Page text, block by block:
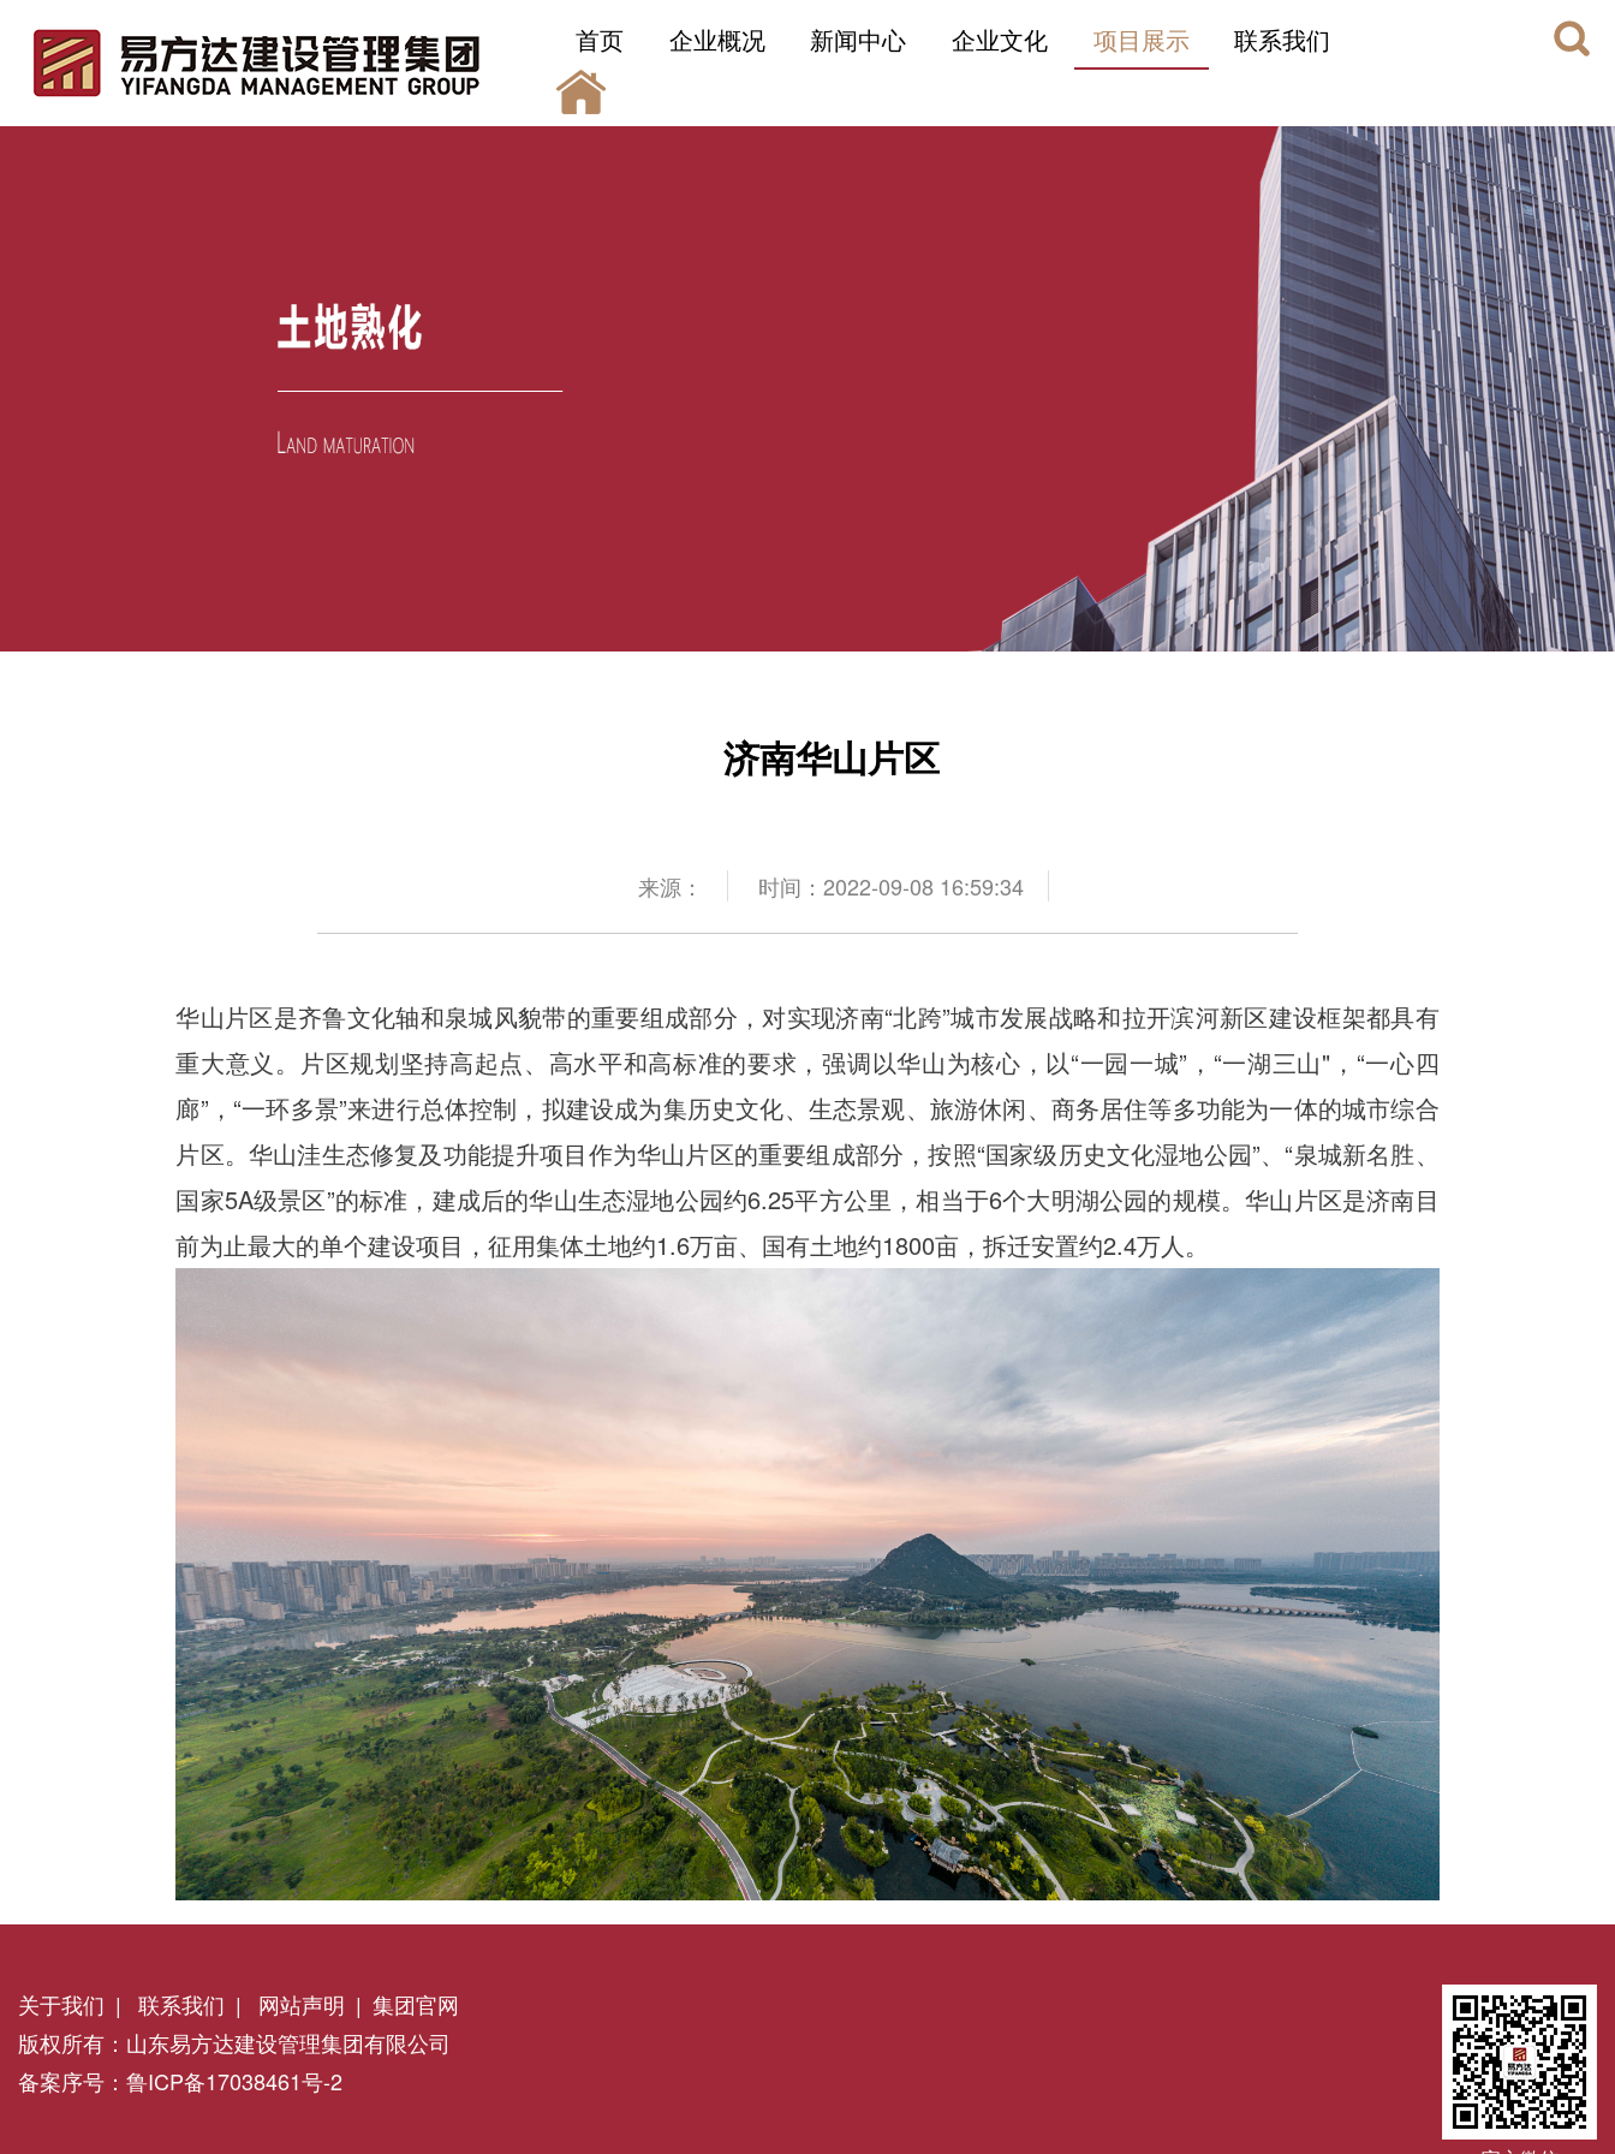
首页 企业概况 新闻中心 企业文化 项目展示 联系我们
济南华山片区
来源： 时间：2022-09-08 16:59:34
华山片区是齐鲁文化轴和泉城风貌带的重要组成部分，对实现济南“北跨”城市发展战略和拉开滨河新区建设框架都具有
重大意义。片区规划坚持高起点、高水平和高标准的要求，强调以华山为核心，以“一园一城”，“一湖三山"，“一心四
廊”，“一环多景”来进行总体控制，拟建设成为集历史文化、生态景观、旅游休闲、商务居住等多功能为一体的城市综合
片区。华山洼生态修复及功能提升项目作为华山片区的重要组成部分，按照“国家级历史文化湿地公园”、“泉城新名胜、
国家5A级景区”的标准，建成后的华山生态湿地公园约6.25平方公里，相当于6个大明湖公园的规模。华山片区是济南目
前为止最大的单个建设项目，征用集体土地约1.6万亩、国有土地约1800亩，拆迁安置约2.4万人。
关于我们 | 联系我们 | 网站声明 | 集团官网
版权所有：山东易方达建设管理集团有限公司
备案序号：鲁ICP备17038461号-2